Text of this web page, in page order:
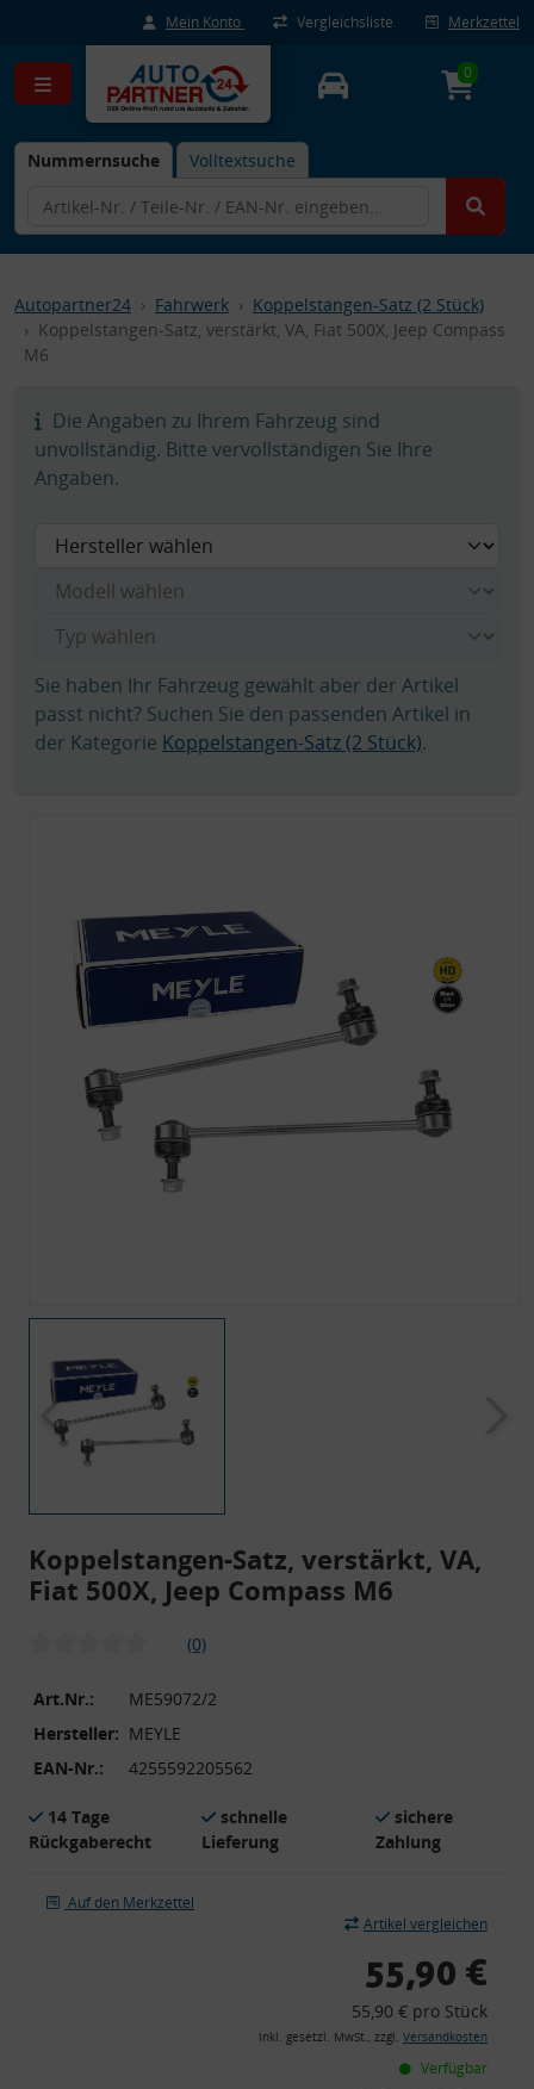
Mein Konto Vergleichsliste Merkzettel
Nummernsuche Volltextsuche
0
Autopartner24 Fahrwerk
Koppelstangen-Satz (2 Stück)
Koppelstangen-Satz, verstärkt, VA, Fiat 500X, Jeep Compass
M6
Die Angaben zu Ihrem Fahrzeug sind
unvollständig. Bitte vervollständigen Sie Ihre
Angaben.
Sie haben Ihr Fahrzeug gewählt aber der Artikel
passt nicht? Suchen Sie den passenden Artikel in
der Kategorie Koppelstangen-Satz (2 Stück).
Koppelstangen-Satz, verstärkt, VA,
Fiat 500X, Jeep Compass M6
(0)
Art.Nr.:
ME59072/2
Hersteller: MEYLE
EAN-Nr.:
4255592205562
14 Tage
Rückgaberecht
schnelle
Lieferung
sichere
Zahlung
Auf den Merkzettel
Artikel vergleichen
55,90 €
55,90 € pro Stück
inkl. gesetzl. MwSt., zzgl. Versandkosten
Verfügbar